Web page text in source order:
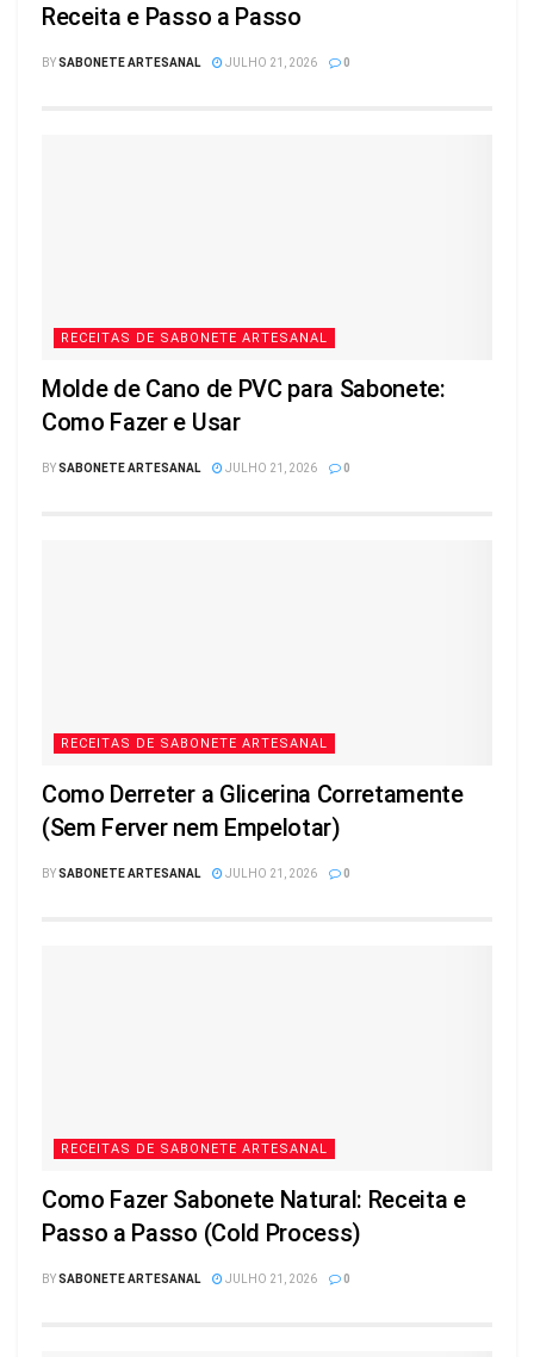
Receita e Passo a Passo
BYSABONETE ARTESANAL JULHO 21, 2026 0
RECEITAS DE SABONETE ARTESANAL
Molde de Cano de PVC para Sabonete:
Como Fazer e Usar
BYSABONETE ARTESANAL JULHO 21, 2026 0
RECEITAS DE SABONETE ARTESANAL
Como Derreter a Glicerina Corretamente
(Sem Ferver nem Empelotar)
BYSABONETE ARTESANAL JULHO 21, 2026 0
RECEITAS DE SABONETE ARTESANAL
Como Fazer Sabonete Natural: Receita e
Passo a Passo (Cold Process)
BYSABONETE ARTESANAL JULHO 21, 2026 0